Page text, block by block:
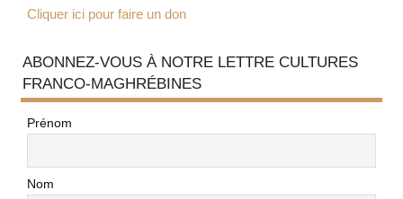
Cliquer ici pour faire un don
ABONNEZ-VOUS À NOTRE LETTRE CULTURES
FRANCO-MAGHRÉBINES
Prénom
Nom